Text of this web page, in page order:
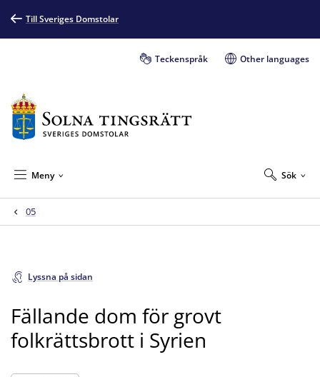
Till Sveriges Domstolar
Teckenspråk Other languages
Sök
Meny
05
Lyssna på sidan
Fällande dom för grovt
folkrättsbrott i Syrien